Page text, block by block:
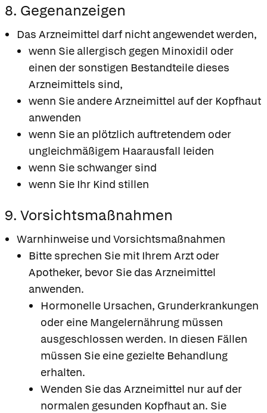
8. Gegenanzeigen
Das Arzneimittel darf nicht angewendet werden,
wenn Sie allergisch gegen Minoxidil oder
einen der sonstigen Bestandteile dieses
Arzneimittels sind,
wenn Sie andere Arzneimittel auf der Kopfhaut
anwenden
wenn Sie an plötzlich auftretendem oder
ungleichmäßigem Haarausfall leiden
wenn Sie schwanger sind
wenn Sie Ihr Kind stillen
9. Vorsichtsmaßnahmen
Warnhinweise und Vorsichtsmaßnahmen
Bitte sprechen Sie mit Ihrem Arzt oder
Apotheker, bevor Sie das Arzneimittel
anwenden.
Hormonelle Ursachen, Grunderkrankungen
oder eine Mangelernährung müssen
ausgeschlossen werden. In diesen Fällen
müssen Sie eine gezielte Behandlung
erhalten.
Wenden Sie das Arzneimittel nur auf der
normalen gesunden Kopfhaut an. Sie